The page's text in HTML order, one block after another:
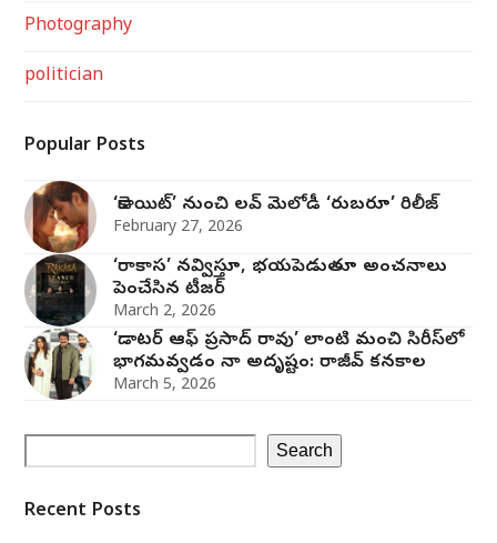
Photography
politician
Popular Posts
‘డెకాయిట్’ నుంచి లవ్ మెలోడీ ‘రుబరూ’ రిలీజ్
February 27, 2026
‘రాకాస’ నవ్విస్తూ, భయపెడుతూ అంచనాలు
పెంచేసిన టీజర్
March 2, 2026
‘డాటర్ ఆఫ్ ప్రసాద్ రావు’ లాంటి మంచి సిరీస్‌లో
భాగమవ్వడం నా అదృష్టం: రాజీవ్ కనకాల
March 5, 2026
Search
Recent Posts